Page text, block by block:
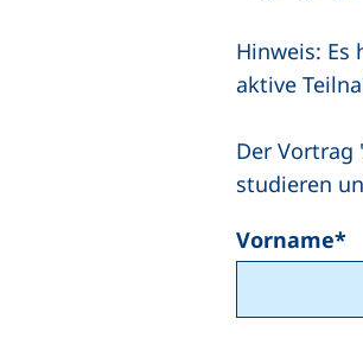
Hinweis: Es
aktive
Der Vortrag
studieren
Vorname*